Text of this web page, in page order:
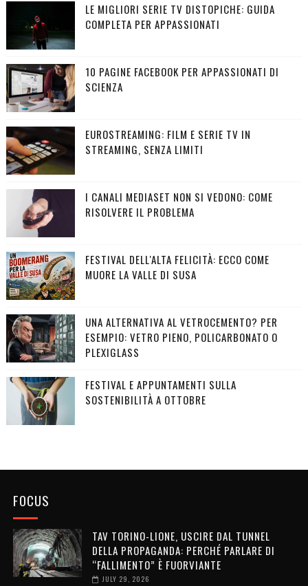
LE MIGLIORI SERIE TV DISTOPICHE: GUIDA
COMPLETA PER APPASSIONATI
10 PAGINE FACEBOOK PER APPASSIONATI DI
SCIENZA
EUROSTREAMING: FILM E SERIE TV IN
STREAMING, SENZA LIMITI
I CANALI MEDIASET NON SI VEDONO: COME
RISOLVERE IL PROBLEMA
FESTIVAL DELL'ALTA FELICITÀ: ECCO COME
MUORE LA VALLE DI SUSA
UNA ALTERNATIVA AL VETROCEMENTO? PER
ESEMPIO: VETRO PIENO, POLICARBONATO O
PLEXIGLASS
FESTIVAL E APPUNTAMENTI SULLA
SOSTENIBILITÀ A OTTOBRE
FOCUS
TAV TORINO-LIONE, USCIRE DAL TUNNEL
DELLA PROPAGANDA: PERCHÉ PARLARE DI
“FALLIMENTO” È FUORVIANTE
JULY 29, 2026